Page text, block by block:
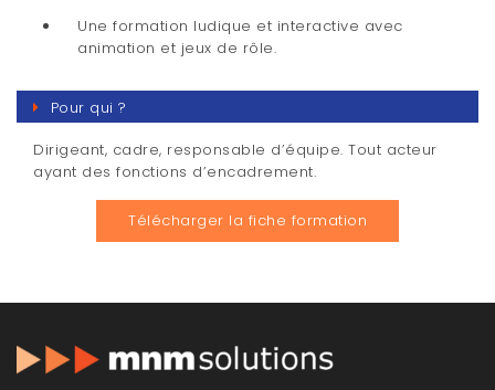
Une formation ludique et interactive avec
animation et jeux de rôle.
Pour qui ?
Dirigeant, cadre, responsable d’équipe. Tout acteur
ayant des fonctions d’encadrement.
Télécharger la fiche formation